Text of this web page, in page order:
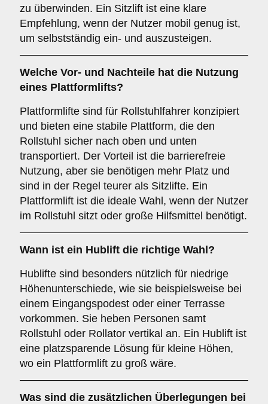
zu überwinden. Ein Sitzlift ist eine klare
Empfehlung, wenn der Nutzer mobil genug ist,
um selbstständig ein- und auszusteigen.
Welche Vor- und Nachteile hat die Nutzung
eines Plattformlifts?
Plattformlifte sind für Rollstuhlfahrer konzipiert
und bieten eine stabile Plattform, die den
Rollstuhl sicher nach oben und unten
transportiert. Der Vorteil ist die barrierefreie
Nutzung, aber sie benötigen mehr Platz und
sind in der Regel teurer als Sitzlifte. Ein
Plattformlift ist die ideale Wahl, wenn der Nutzer
im Rollstuhl sitzt oder große Hilfsmittel benötigt.
Wann ist ein Hublift die richtige Wahl?
Hublifte sind besonders nützlich für niedrige
Höhenunterschiede, wie sie beispielsweise bei
einem Eingangspodest oder einer Terrasse
vorkommen. Sie heben Personen samt
Rollstuhl oder Rollator vertikal an. Ein Hublift ist
eine platzsparende Lösung für kleine Höhen,
wo ein Plattformlift zu groß wäre.
Was sind die zusätzlichen Überlegungen bei